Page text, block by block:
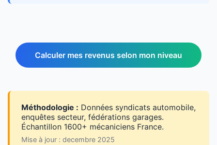
Calculer mes revenus selon mon niveau
Méthodologie : Données syndicats automobile,
enquêtes secteur, fédérations garages.
Échantillon 1600+ mécaniciens France.
Mise à jour : decembre 2025